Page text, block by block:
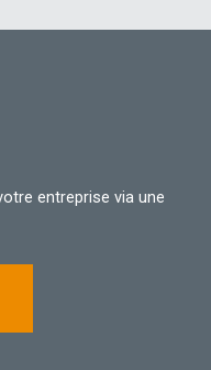
entreprise via une